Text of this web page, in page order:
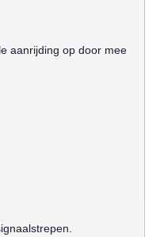
aanrijding op door mee